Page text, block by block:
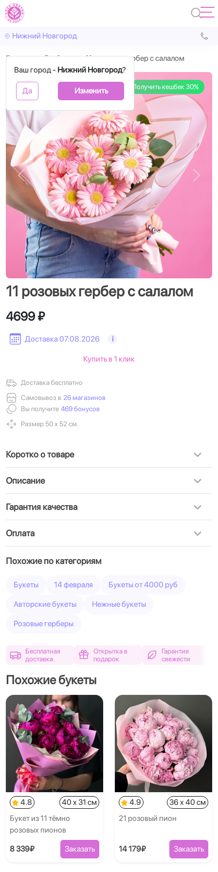
Нижний Новгород
Ваш город - Нижний Новгород?
Да Изменить
Главная Герберы 11 розовых гербер с салалом
Получить кешбек 30%
Назад
11 розовых гербер с салалом
Доставка 07.08.2026 i
4699 ₽
Доставка бесплатно
Самовывоз в 26 магазинов
Вы получите 469 бонусов
Размер 50 х 52 см.
Купить в 1 клик
Коротко о товаре
Описание
Гарантия качества
Оплата
Похожие по категориям
Букеты 14 февраля Букеты от 4000 руб
Авторские букеты Нежные букеты
Розовые герберы
Бесплатная
доставка
Открытка в
подарок
Гарантия
свежести
Похожие букеты
4.8
40 x 31 см
Букет из 11 тёмно
розовых пионов
8 339₽ Заказать
4.9
36 x 40 см
21 розовый пион
14 179₽ Заказать